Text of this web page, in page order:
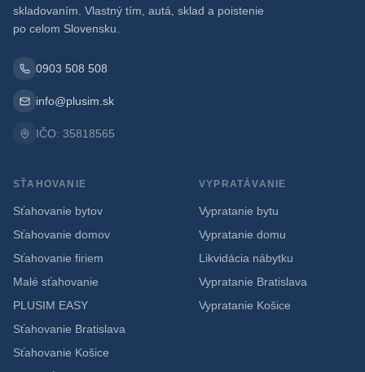
skladovaním. Vlastný tím, autá, sklad a poistenie
po celom Slovensku.
0903 508 508
info@plusim.sk
IČO: 35818565
SŤAHOVANIE
Sťahovanie bytov
Sťahovanie domov
Sťahovanie firiem
Malé sťahovanie
PLUSIM EASY
Sťahovanie Bratislava
Sťahovanie Košice
VYPRATÁVANIE
Vypratanie bytu
Vypratanie domu
Likvidácia nábytku
Vypratanie Bratislava
Vypratanie Košice